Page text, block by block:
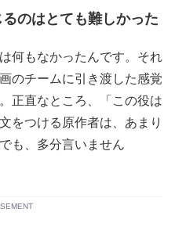
のはとても難しかった
何もなかったんです。それ
のチームに引き渡した感覚
正直なところ、「この役は
をつける原作者は、あまり
も、多分言いません